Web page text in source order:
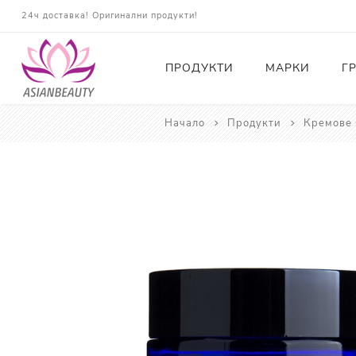
24ч доставка! Оригинални продукти!
ПРОДУКТИ
Почистващи
Кремове и Хидратация
Карти за Подарък
МАРКИ
Начало Продукти Кремове